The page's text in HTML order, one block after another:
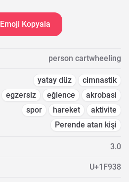
Emoji Kopyala
person cartwheeling
yatay düz
cimnastik
egzersiz
eğlence
akrobasi
spor
hareket
aktivite
Perende atan kişi
3.0
U+1F938